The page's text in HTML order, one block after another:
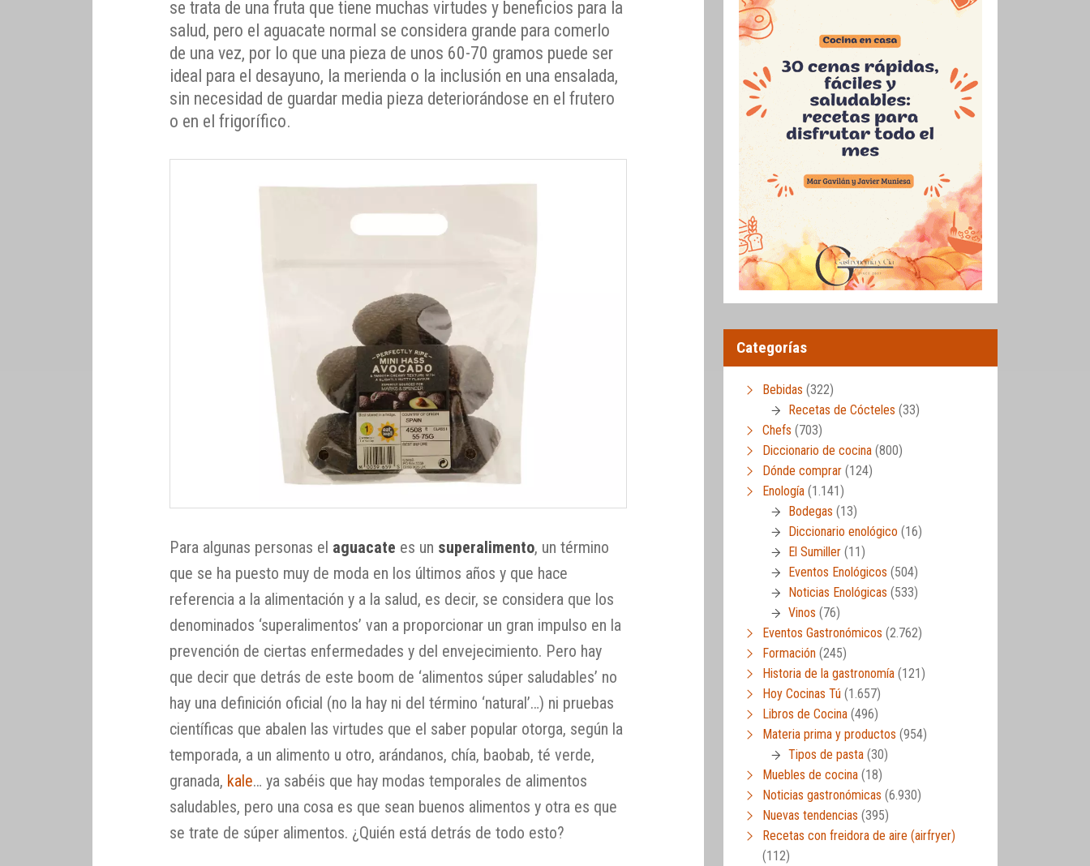
se trata de una fruta que tiene muchas virtudes y beneficios para la
salud, pero el aguacate normal se considera grande para comerlo
de una vez, por lo que una pieza de unos 60-70 gramos puede ser
ideal para el desayuno, la merienda o la inclusión en una ensalada,
sin necesidad de guardar media pieza deteriorándose en el frutero
o en el frigorífico.
Para algunas personas el aguacate es un superalimento, un término
que se ha puesto muy de moda en los últimos años y que hace
referencia a la alimentación y a la salud, es decir, se considera que los
denominados ‘superalimentos’ van a proporcionar un gran impulso en la
prevención de ciertas enfermedades y del envejecimiento. Pero hay
que decir que detrás de este boom de ‘alimentos súper saludables’ no
hay una definición oficial (no la hay ni del término ‘natural’…) ni pruebas
científicas que abalen las virtudes que el saber popular otorga, según la
temporada, a un alimento u otro, arándanos, chía, baobab, té verde,
granada, kale… ya sabéis que hay modas temporales de alimentos
saludables, pero una cosa es que sean buenos alimentos y otra es que
se trate de súper alimentos. ¿Quién está detrás de todo esto?
Categorías
Bebidas (322)
Recetas de Cócteles (33)
Chefs (703)
Diccionario de cocina (800)
Dónde comprar (124)
Enología (1.141)
Bodegas (13)
Diccionario enológico (16)
El Sumiller (11)
Eventos Enológicos (504)
Noticias Enológicas (533)
Vinos (76)
Eventos Gastronómicos (2.762)
Formación (245)
Historia de la gastronomía (121)
Hoy Cocinas Tú (1.657)
Libros de Cocina (496)
Materia prima y productos (954)
Tipos de pasta (30)
Muebles de cocina (18)
Noticias gastronómicas (6.930)
Nuevas tendencias (395)
Recetas con freidora de aire (airfryer)
(112)